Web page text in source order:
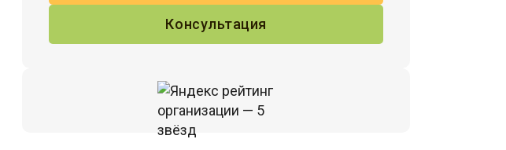
Консультация